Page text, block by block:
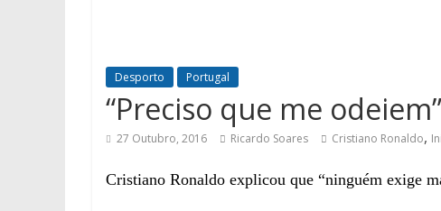
Desporto Portugal
“Preciso que me
27 Outubro, 2016 Ricardo Soares Cristiano Ronaldo,
Cristiano Ronaldo explicou que “ninguém exige